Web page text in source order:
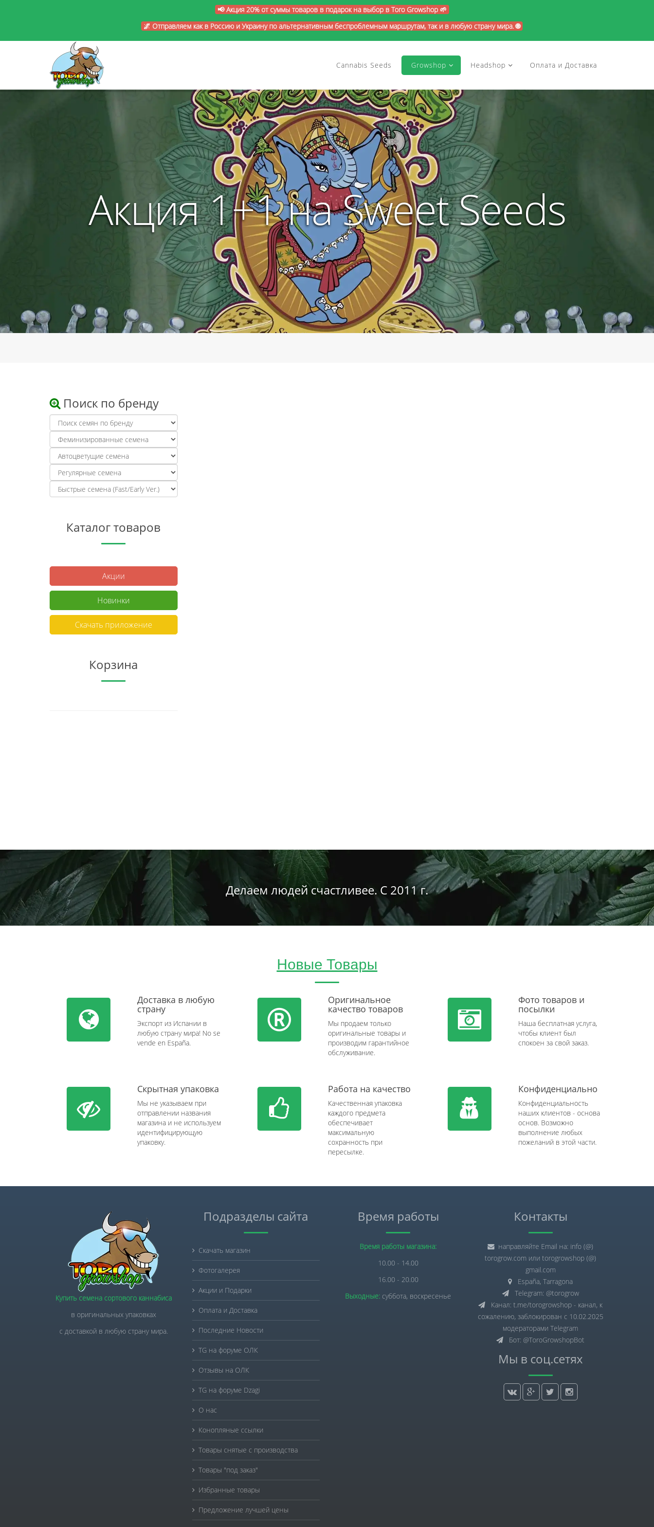
📢 Акция 20% от суммы товаров в подарок на выбор в Toro Growshop 🌱
🌌 Отправляем как в Россию и Украину по альтернативным беспроблемным маршрутам, так и в любую страну мира. 🌐
Cannabis Seeds Growshop Headshop Оплата и Доставка
Акция 1+1 на Sweet Seeds
Поиск по бренду
Каталог товаров
Акции
Новинки
Скачать приложение
Корзина
Делаем людей счастливее. С 2011 г.
Новые Товары
Доставка в любую
страну
Экспорт из Испании в
любую страну мира! No se
vende en España.
Оригинальное
качество товаров
Мы продаем только
оригинальные товары и
производим гарантийное
обслуживание.
Фото товаров и
посылки
Наша бесплатная услуга,
чтобы клиент был
спокоен за свой заказ.
Скрытная упаковка
Мы не указываем при
отправлении названия
магазина и не используем
идентифицирующую
упаковку.
Работа на качество
Качественная упаковка
каждого предмета
обеспечивает
максимальную
сохранность при
пересылке.
Конфиденциально
Конфиденциальность
наших клиентов - основа
основ. Возможно
выполнение любых
пожеланий в этой части.
Купить семена сортового каннабиса
в оригинальных упаковках
с доставкой в любую страну мира.
Подразделы сайта
Скачать магазин
Фотогалерея
Акции и Подарки
Оплата и Доставка
Последние Новости
TG на форуме ОЛК
Отзывы на ОЛК
TG на форуме Dzagi
О нас
Конопляные ссылки
Товары снятые с производства
Товары "под заказ"
Избранные товары
Предложение лучшей цены
Время работы
Время работы магазина:
10.00 - 14.00
16.00 - 20.00
Выходные: суббота, воскресенье
Контакты
направляйте Email на: info (@)
torogrow.com или torogrowshop (@)
gmail.com
España, Tarragona
Telegram: @torogrow
Канал: t.me/torogrowshop - канал, к
сожалению, заблокирован с 10.02.2025
модераторами Telegram
Бот: @ToroGrowshopBot
Мы в соц.сетях